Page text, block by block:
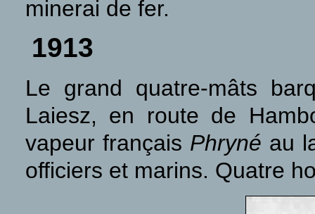
minerai de fer.
1913
Le grand quatre-mâts
Laiesz, en route de
vapeur français Phryné au
officiers et marins. Quatre